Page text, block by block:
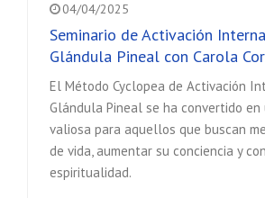
04/04/2025
Seminario de Activación
Glándula Pineal con Carola
El Método Cyclopea de Activación
Glándula Pineal se ha convertido en
valiosa para aquellos que buscan
de vida, aumentar su conciencia y
espiritualidad.